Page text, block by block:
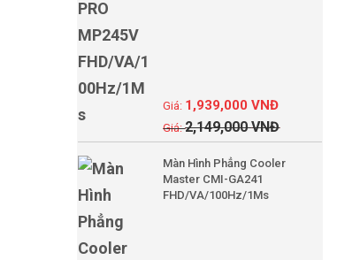
2,149,000VNĐ
1,939,000VNĐ
Màn Hình Phẳng Cooler
Master CMI-GA241
FHD/VA/100Hz/1Ms